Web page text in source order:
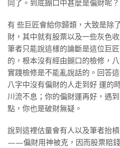
同了。到底餬口中甚麼是偏財呢？
有 些巨匠會給你歸類，大致是除
財，其中就有股票以及一些灰色
筆者只能說這樣的論斷是這位巨
的，根本沒有經由餬口的檢修，
實踐檢修是不能亂說話的。回答
八字中沒有偏財的人走到好 運的
川流不息；你的偏財運再好，遇
點，你也是破財無疑。
說到這裡估量會有人以及筆者抬
——偏財用神被克，因而股票賠